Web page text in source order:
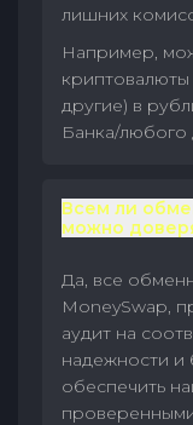
лишних
Например,
другие) в
Банка/любого
Всем ли
можно
Да, все
MoneySwap,
аудит на
надежности и
обеспечить